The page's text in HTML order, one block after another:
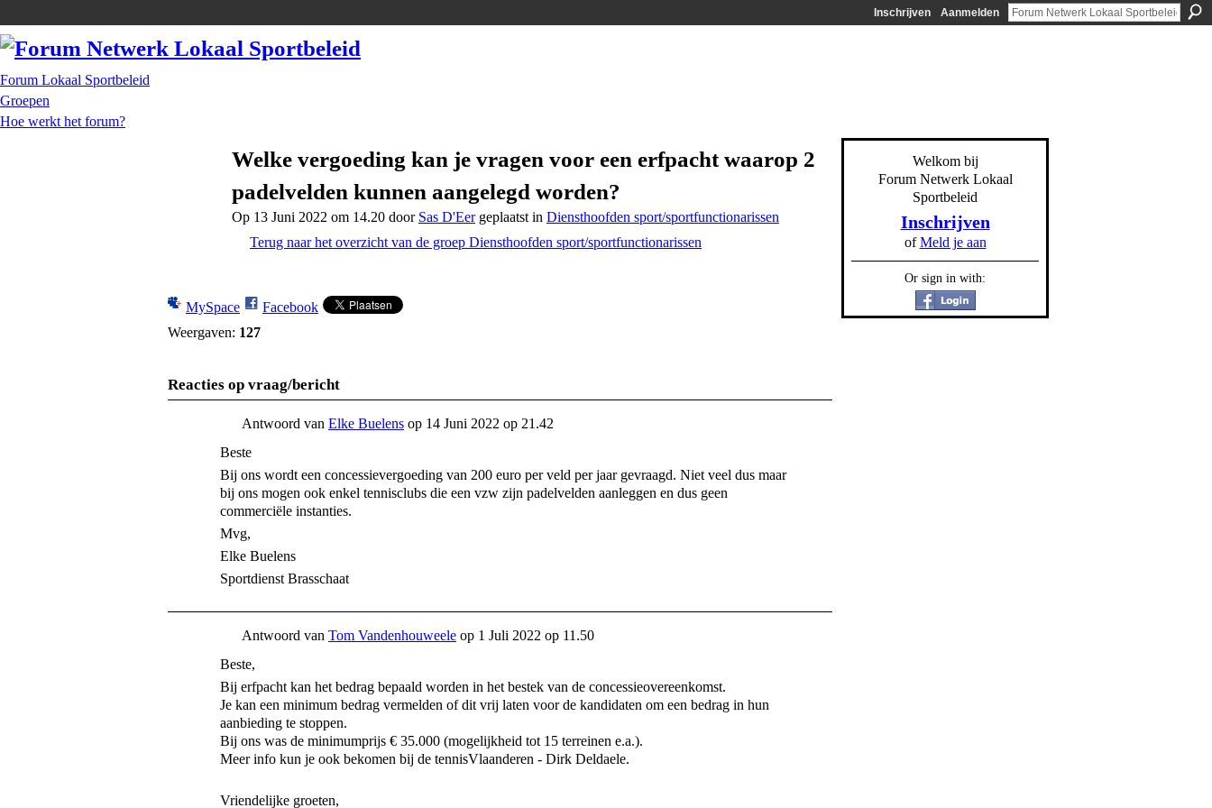
Inschrijven Aanmelden
Forum Lokaal Sportbeleid
Groepen
Hoe werkt het forum?
Welke vergoeding kan je vragen voor een erfpacht waarop 2
padelvelden kunnen aangelegd worden?
Op 13 Juni 2022 om 14.20 door Sas D'Eergeplaatst in Diensthoofden sport/sportfunctionarissen
Terug naar het overzicht van de groep Diensthoofden sport/sportfunctionarissen
MySpace
Facebook
Weergaven: 127
Reacties op vraag/bericht
Antwoord van Elke Buelens op 14 Juni 2022 op 21.42
Beste
Bij ons wordt een concessievergoeding van 200 euro per veld per jaar gevraagd. Niet veel dus maar
bij ons mogen ook enkel tennisclubs die een vzw zijn padelvelden aanleggen en dus geen
commerciële instanties.
Mvg,
Elke Buelens
Sportdienst Brasschaat
Antwoord van Tom Vandenhouweele op 1 Juli 2022 op 11.50
Beste,
Bij erfpacht kan het bedrag bepaald worden in het bestek van de concessieovereenkomst.
Je kan een minimum bedrag vermelden of dit vrij laten voor de kandidaten om een bedrag in hun
aanbieding te stoppen.
Bij ons was de minimumprijs € 35.000 (mogelijkheid tot 15 terreinen e.a.).
Meer info kun je ook bekomen bij de tennisVlaanderen - Dirk Deldaele.
Vriendelijke groeten,
Welkom bij
Forum Netwerk Lokaal
Sportbeleid
Inschrijven
ofMeld je aan
Or sign in with: